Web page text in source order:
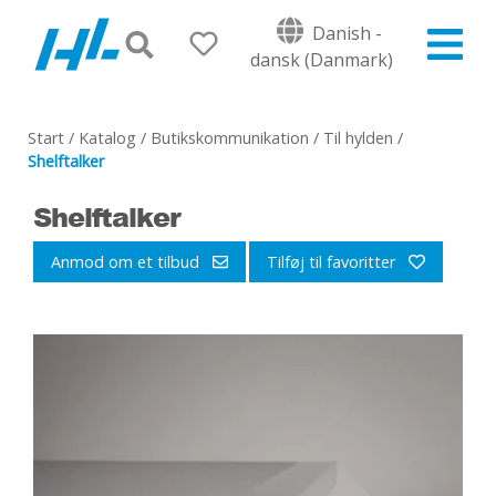
Danish -
dansk (Danmark)
Start / Katalog / Butikskommunikation / Til hylden /
Shelftalker
Shelftalker
Anmod om et tilbud Tilføj til favoritter